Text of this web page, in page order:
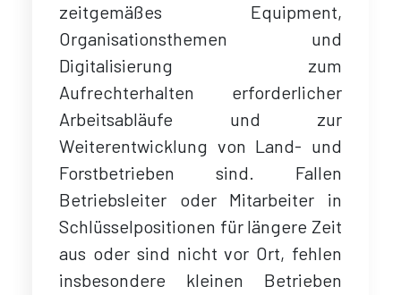
zeitgemäßes Equipment,
Organisationsthemen und
Digitalisierung zum
Aufrechterhalten erforderlicher
Arbeitsabläufe und zur
Weiterentwicklung von Land- und
Forstbetrieben sind. Fallen
Betriebsleiter oder Mitarbeiter in
Schlüsselpositionen für längere Zeit
aus oder sind nicht vor Ort, fehlen
insbesondere kleinen Betrieben